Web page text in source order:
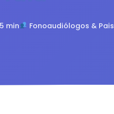
min Fonoaudiólogos & Pais